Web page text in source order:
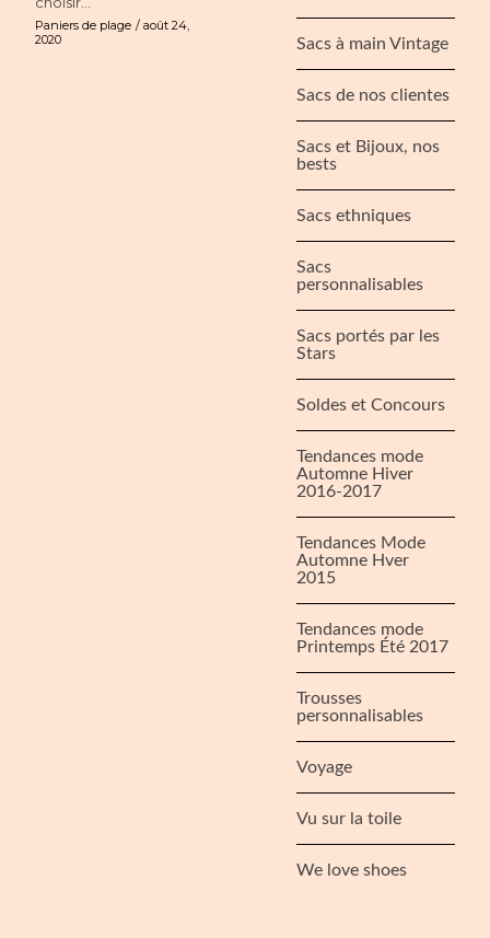
Paniers de plage
août 24,
2020
Sacs à main Vintage
Sacs de nos clientes
Sacs et Bijoux, nos
bests
Sacs ethniques
Sacs
personnalisables
Sacs portés par les
Stars
Soldes et Concours
Tendances mode
Automne Hiver
2016-2017
Tendances Mode
Automne Hver
2015
Tendances mode
Printemps Été 2017
Trousses
personnalisables
Voyage
Vu sur la toile
We love shoes